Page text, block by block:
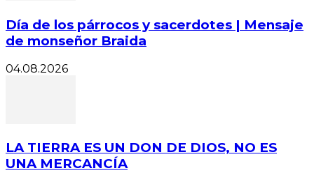
Día de los párrocos y sacerdotes | Mensaje
de monseñor Braida
04.08.2026
LA TIERRA ES UN DON DE DIOS, NO ES
UNA MERCANCÍA